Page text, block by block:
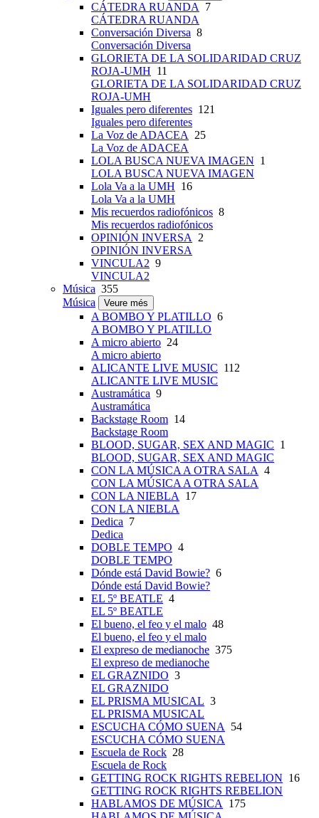
CÁTEDRA RUANDA 7
CÁTEDRA RUANDA
Conversación Diversa 8
Conversación Diversa
GLORIETA DE LA SOLIDARIDAD CRUZ
ROJA-UMH 11
GLORIETA DE LA SOLIDARIDAD CRUZ
ROJA-UMH
Iguales pero diferentes 121
Iguales pero diferentes
La Voz de ADACEA 25
La Voz de ADACEA
LOLA BUSCA NUEVA IMAGEN 1
LOLA BUSCA NUEVA IMAGEN
Lola Va a la UMH 16
Lola Va a la UMH
Mis recuerdos radiofónicos 8
Mis recuerdos radiofónicos
OPINIÓN INVERSA 2
OPINIÓN INVERSA
VINCULA2 9
VINCULA2
Música 355
Música
Veure més
A BOMBO Y PLATILLO 6
A BOMBO Y PLATILLO
A micro abierto 24
A micro abierto
ALICANTE LIVE MUSIC 112
ALICANTE LIVE MUSIC
Austramática 9
Austramática
Backstage Room 14
Backstage Room
BLOOD, SUGAR, SEX AND MAGIC 1
BLOOD, SUGAR, SEX AND MAGIC
CON LA MÚSICA A OTRA SALA 4
CON LA MÚSICA A OTRA SALA
CON LA NIEBLA 17
CON LA NIEBLA
Dedica 7
Dedica
DOBLE TEMPO 4
DOBLE TEMPO
Dónde está David Bowie? 6
Dónde está David Bowie?
EL 5º BEATLE 4
EL 5º BEATLE
El bueno, el feo y el malo 48
El bueno, el feo y el malo
El expreso de medianoche 375
El expreso de medianoche
EL GRAZNIDO 3
EL GRAZNIDO
EL PRISMA MUSICAL 3
EL PRISMA MUSICAL
ESCUCHA CÓMO SUENA 54
ESCUCHA CÓMO SUENA
Escuela de Rock 28
Escuela de Rock
GETTING ROCK RIGHTS REBELION 16
GETTING ROCK RIGHTS REBELION
HABLAMOS DE MÚSICA 175